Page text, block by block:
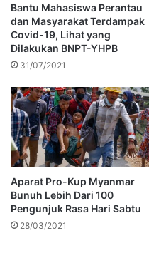
Bantu Mahasiswa Perantau
dan Masyarakat Terdampak
Covid-19, Lihat yang
Dilakukan BNPT-YHPB
31/07/2021
Aparat Pro-Kup Myanmar
Bunuh Lebih Dari 100
Pengunjuk Rasa Hari Sabtu
28/03/2021